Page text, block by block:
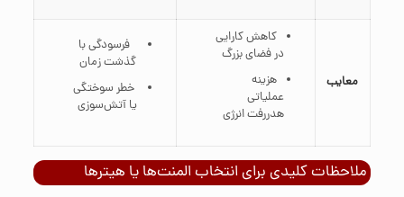
معایب
کاهش کارایی
در فضای بزرگ
هزینه
عملیاتی
هدررفت انرژی
فرسودگی با
گذشت زمان
خطر سوختگی
یا آتش‌سوزی
ملاحظات کلیدی برای انتخاب المنت‌ها یا هیترها